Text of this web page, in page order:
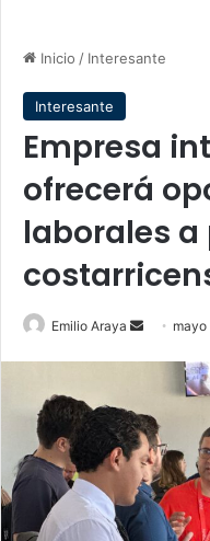
Inicio / Interesante
Interesante
Empresa
ofrecerá
laborales
Emilio Araya
Send